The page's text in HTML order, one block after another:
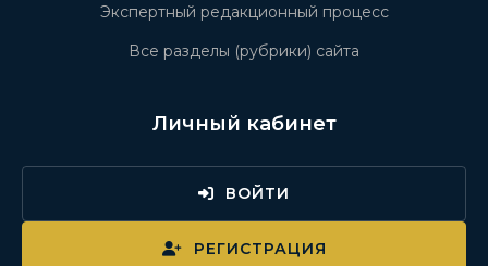
Экспертный редакционный процесс
Все разделы (рубрики) сайта
Личный кабинет
ВОЙТИ
РЕГИСТРАЦИЯ